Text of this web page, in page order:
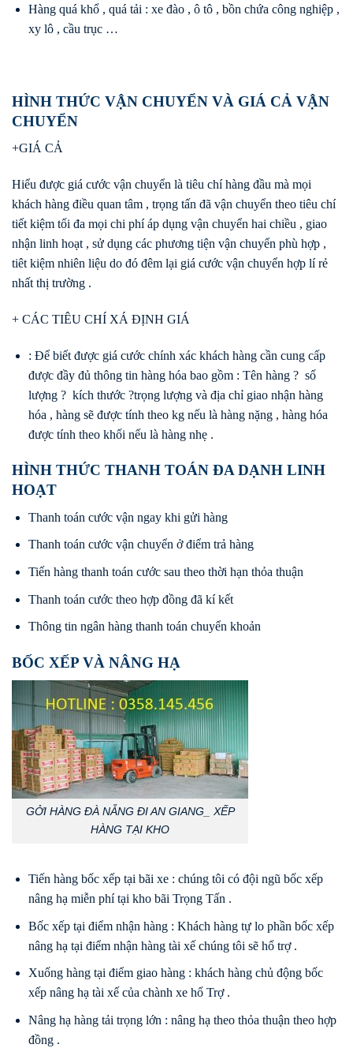
Hàng quá khổ , quá tải : xe đào , ô tô , bồn chứa công nghiệp ,
xy lô , cầu trục …
HÌNH THỨC VẬN CHUYỂN VÀ GIÁ CẢ VẬN
CHUYỂN
+GIÁ CẢ
Hiểu được giá cước vận chuyển là tiêu chí hàng đầu mà mọi
khách hàng điều quan tâm , trọng tấn đã vận chuyển theo tiêu chí
tiết kiệm tối đa mọi chi phí áp dụng vận chuyển hai chiều , giao
nhận linh hoạt , sử dụng các phương tiện vận chuyển phù hợp ,
tiêt kiệm nhiên liệu do đó đêm lại giá cước vận chuyển hợp lí rẻ
nhất thị trường .
+ CÁC TIÊU CHÍ XÁ ĐỊNH GIÁ
: Để biết được giá cước chính xác khách hàng cần cung cấp
được đầy đủ thông tin hàng hóa bao gồm : Tên hàng ? số
lượng ? kích thước ?trọng lượng và địa chỉ giao nhận hàng
hóa , hàng sẽ được tính theo kg nếu là hàng nặng , hàng hóa
được tính theo khối nếu là hàng nhẹ .
HÌNH THỨC THANH TOÁN ĐA DẠNH LINH
HOẠT
Thanh toán cước vận ngay khi gửi hàng
Thanh toán cước vận chuyển ở điểm trả hàng
Tiến hàng thanh toán cước sau theo thời hạn thỏa thuận
Thanh toán cước theo hợp đồng đã kí kết
Thông tin ngân hàng thanh toán chuyển khoản
BỐC XẾP VÀ NÂNG HẠ
GỞI HÀNG ĐÀ NẴNG ĐI AN GIANG_ XẾP
HÀNG TẠI KHO
Tiến hàng bốc xếp tại bãi xe : chúng tôi có đội ngũ bốc xếp
nâng hạ miễn phí tại kho bãi Trọng Tấn .
Bốc xếp tại điểm nhận hàng : Khách hàng tự lo phần bốc xếp
nâng hạ tại điểm nhận hàng tài xế chúng tôi sẽ hổ trợ .
Xuống hàng tại điểm giao hàng : khách hàng chủ động bốc
xếp nâng hạ tài xế của chành xe hổ Trợ .
Nâng hạ hàng tải trọng lớn : nâng hạ theo thỏa thuận theo hợp
đồng .